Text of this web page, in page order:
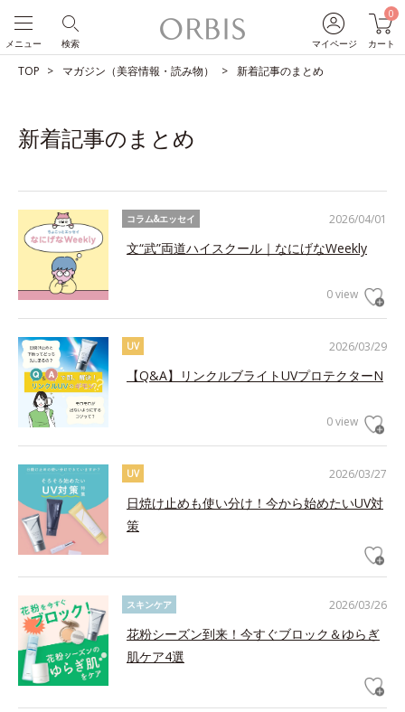
マイページ
0
カート
検索
メニュー
TOP マガジン（美容情報・読み物） 新着記事のまとめ
新着記事のまとめ
2026/04/01
コラム&エッセイ
文“武”両道ハイスクール｜なにげなWeekly
0 view
2026/03/29
UV
【Q&A】リンクルブライトUVプロテクターN
0 view
2026/03/27
UV
日焼け止めも使い分け！今から始めたいUV対
策
2026/03/26
スキンケア
花粉シーズン到来！今すぐブロック＆ゆらぎ
肌ケア4選